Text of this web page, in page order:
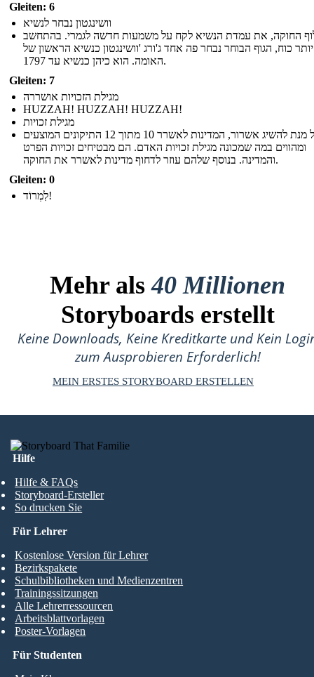
Gleiten: 6
וושינגטון נבחר לנשיא
החוקה, את עמדת הנשיא לקח על משמעות חדשה לגמרי. בהתחשב
כוח, הגוף הבוחר נבחר פה אחד ג'ורג 'וושינגטון כנשיא הראשון של
האומה. הוא כיהן כנשיא עד 1797.
Gleiten: 7
מגילת הזכויות אושררה
HUZZAH! HUZZAH! HUZZAH!
מגילת זכויות
על מנת להשיג אשרור, המדינות לאשרר 10 מתוך 12 התיקונים המוצעים
ומהווים במה שמכונה מגילת זכויות האדם. הם מבטיחים זכויות הפרט
והמדינה. בנוסף שלהם עוזר לדחוף מדינות לאשרר את החוקה.
Gleiten: 0
לִמְרוֹד!
Mehr als40 Millionen
Storyboards erstellt
Keine Downloads, Keine Kreditkarte und Kein
zum Ausprobieren Erforderlich!
MEIN ERSTES STORYBOARD ERSTELLEN
Hilfe
Hilfe & FAQs
Storyboard-Ersteller
So drucken Sie
Für Studenten
Für Lehrer
Kostenlose Version für Lehrer
Bezirkspakete
Schulbibliotheken und Medienzentren
Trainingssitzungen
Alle Lehrerressourcen
Arbeitsblattvorlagen
Poster-Vorlagen